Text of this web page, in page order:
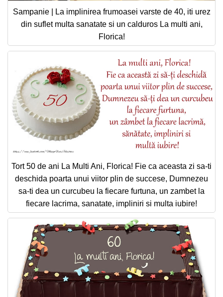
Sampanie | La implinirea frumoasei varste de 40, iti urez
din suflet multa sanatate si un calduros La multi ani,
Florica!
Tort 50 de ani La Multi Ani, Florica! Fie ca aceasta zi sa-ti
deschida poarta unui viitor plin de succese, Dumnezeu
sa-ti dea un curcubeu la fiecare furtuna, un zambet la
fiecare lacrima, sanatate, impliniri si multa iubire!